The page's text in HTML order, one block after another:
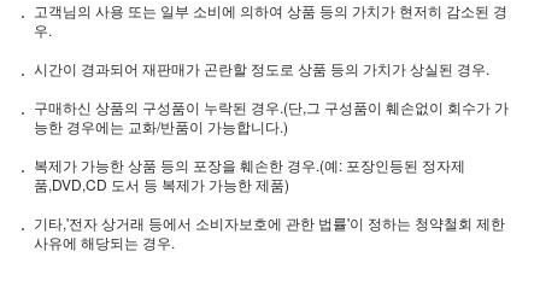
고객님의 사용 또는 일부 소비에 의하여 상품 등의 가치가 현저히 감소된 경
우.
시간이 경과되어 재판매가 곤란할 정도로 상품 등의 가치가 상실된 경우.
구매하신 상품의 구성품이 누락된 경우.(단,그 구성품이 훼손없이 회수가 가
능한 경우에는 교화/반품이 가능합니다.)
복제가 가능한 상품 등의 포장을 훼손한 경우.(예: 포장인등된 정자제
품,DVD,CD 도서 등 복제가 가능한 제품)
기타,'전자 상거래 등에서 소비자보호에 관한 법률'이 정하는 청약철회 제한
사유에 해당되는 경우.